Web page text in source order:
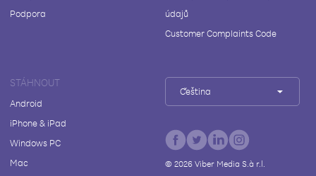
Podpora
údajů
Customer Complaints Code
STÁHNOUT
Android
iPhone & iPad
Windows PC
Mac
Čeština
© 2026Viber Media S.à r.l.